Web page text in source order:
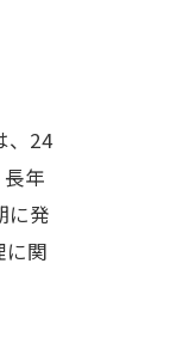
、24
年
に発
に関